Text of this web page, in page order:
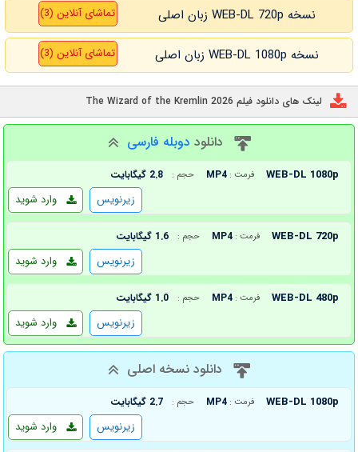
نسخه WEB-DL 720p زبان اصلی تماشای آنلاین (3)
نسخه WEB-DL 1080p زبان اصلی تماشای آنلاین (3)
لینک های دانلود فیلم The Wizard of the Kremlin 2026
دانلود دوبله فارسی
WEB-DL 1080p فرمت : MP4 حجم : 2.8 گیگابایت
وارد شوید زیرنویس
WEB-DL 720p فرمت : MP4 حجم : 1.6 گیگابایت
وارد شوید زیرنویس
WEB-DL 480p فرمت : MP4 حجم : 1.0 گیگابایت
وارد شوید زیرنویس
دانلود نسخه اصلی
WEB-DL 1080p فرمت : MP4 حجم : 2.7 گیگابایت
وارد شوید زیرنویس